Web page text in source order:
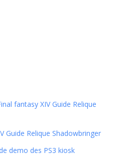
fantasy XIV Guide Relique
Guide Relique Shadowbringer
demo des PS3 kiosk